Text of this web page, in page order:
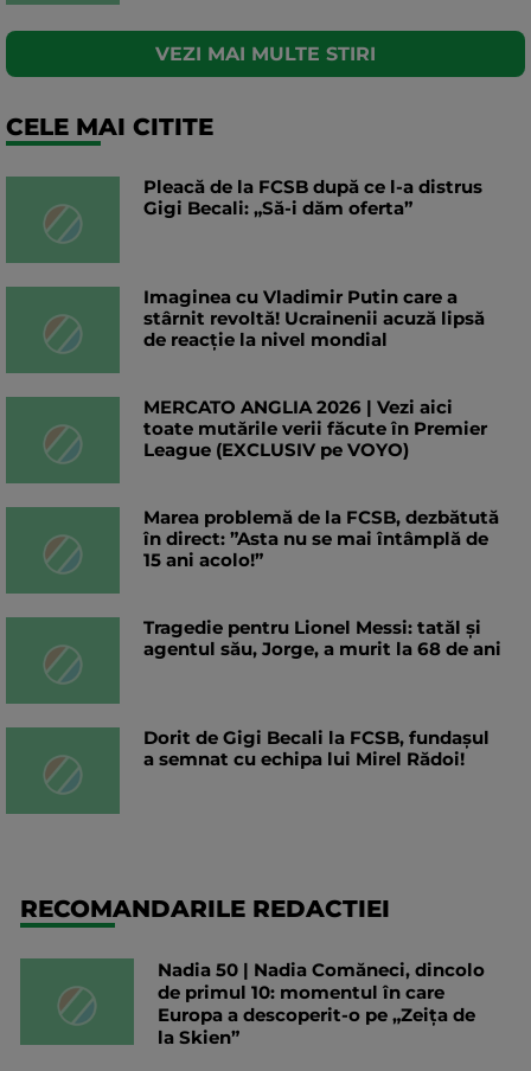
VEZI MAI MULTE STIRI
CELE MAI CITITE
Pleacă de la FCSB după ce l-a distrus
Gigi Becali: „Să-i dăm oferta”
Imaginea cu Vladimir Putin care a
stârnit revoltă! Ucrainenii acuză lipsă
de reacție la nivel mondial
MERCATO ANGLIA 2026 | Vezi aici
toate mutările verii făcute în Premier
League (EXCLUSIV pe VOYO)
Marea problemă de la FCSB, dezbătută
în direct: ”Asta nu se mai întâmplă de
15 ani acolo!”
Tragedie pentru Lionel Messi: tatăl și
agentul său, Jorge, a murit la 68 de ani
Dorit de Gigi Becali la FCSB, fundașul
a semnat cu echipa lui Mirel Rădoi!
RECOMANDARILE REDACTIEI
Nadia 50 | Nadia Comăneci, dincolo
de primul 10: momentul în care
Europa a descoperit-o pe „Zeița de
la Skien”